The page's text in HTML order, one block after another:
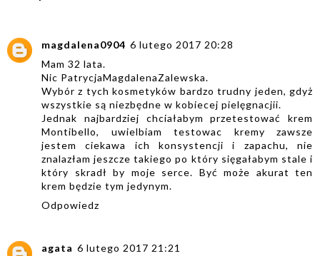
magdalena0904 6 lutego 2017 20:28
Mam 32 lata.
Nic PatrycjaMagdalenaZalewska.
Wybór z tych kosmetyków bardzo trudny jeden, gdyż
wszystkie są niezbędne w kobiecej pielęgnacjii.
Jednak najbardziej chciałabym przetestować krem
Montibello, uwielbiam testowac kremy zawsze
jestem ciekawa ich konsystencji i zapachu, nie
znalazłam jeszcze takiego po który sięgałabym stale i
który skradł by moje serce. Być może akurat ten
krem będzie tym jedynym.
Odpowiedz
agata 6 lutego 2017 21:21